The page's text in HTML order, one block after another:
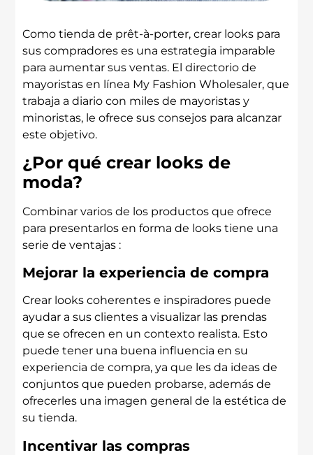
Como tienda de prêt-à-porter, crear looks para
sus compradores es una estrategia imparable
para aumentar sus ventas. El directorio de
mayoristas en línea My Fashion Wholesaler, que
trabaja a diario con miles de mayoristas y
minoristas, le ofrece sus consejos para alcanzar
este objetivo.
¿Por qué crear looks de
moda?
Combinar varios de los productos que ofrece
para presentarlos en forma de looks tiene una
serie de ventajas :
Mejorar la experiencia de compra
Crear looks coherentes e inspiradores puede
ayudar a sus clientes a visualizar las prendas
que se ofrecen en un contexto realista. Esto
puede tener una buena influencia en su
experiencia de compra, ya que les da ideas de
conjuntos que pueden probarse, además de
ofrecerles una imagen general de la estética de
su tienda.
Incentivar las compras